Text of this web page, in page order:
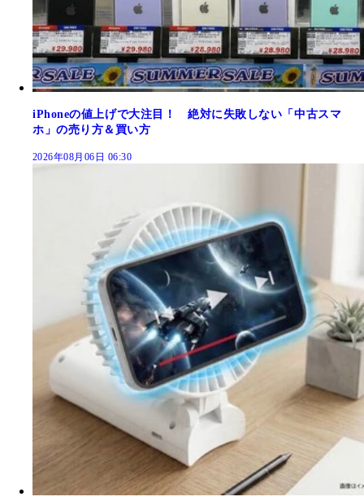
iPhoneの値上げで大注目！ 絶対に失敗しない「中古スマ
ホ」の売り方＆買い方
2026年08月06日 06:30